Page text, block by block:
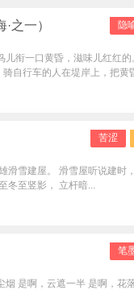
隐
之一）
衔一口黄昏，滋味儿红红
自行车的人在堤岸上，把黄
苦涩
雪建屋。 滑雪屋听说建时
冬至竖影， 立杆暗...
笔
是啊，云遮一半 是啊，花